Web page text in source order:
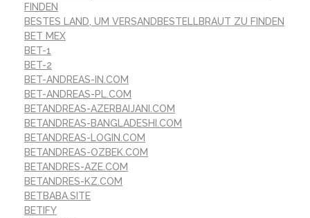
FINDEN
BESTES LAND, UM VERSANDBESTELLBRAUT ZU FINDEN
BET MEX
BET-1
BET-2
BET-ANDREAS-IN.COM
BET-ANDREAS-PL.COM
BETANDREAS-AZERBAIJANI.COM
BETANDREAS-BANGLADESHI.COM
BETANDREAS-LOGIN.COM
BETANDREAS-OZBEK.COM
BETANDRES-AZE.COM
BETANDRES-KZ.COM
BETBABA.SITE
BETIFY